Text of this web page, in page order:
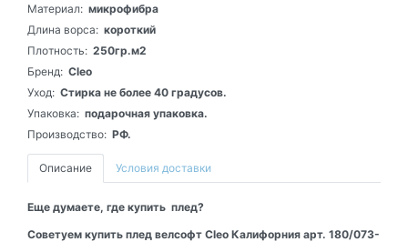
Материал: микрофибра
Длина ворса: короткий
Плотность: 250гр.м2
Бренд: Cleo
Уход: Стирка не более 40 градусов.
Упаковка: подарочная упаковка.
Производство: РФ.
Описание Условия доставки
Еще думаете, где купить плед?
Советуем купить плед велсофт Cleo Калифорния арт. 180/073-